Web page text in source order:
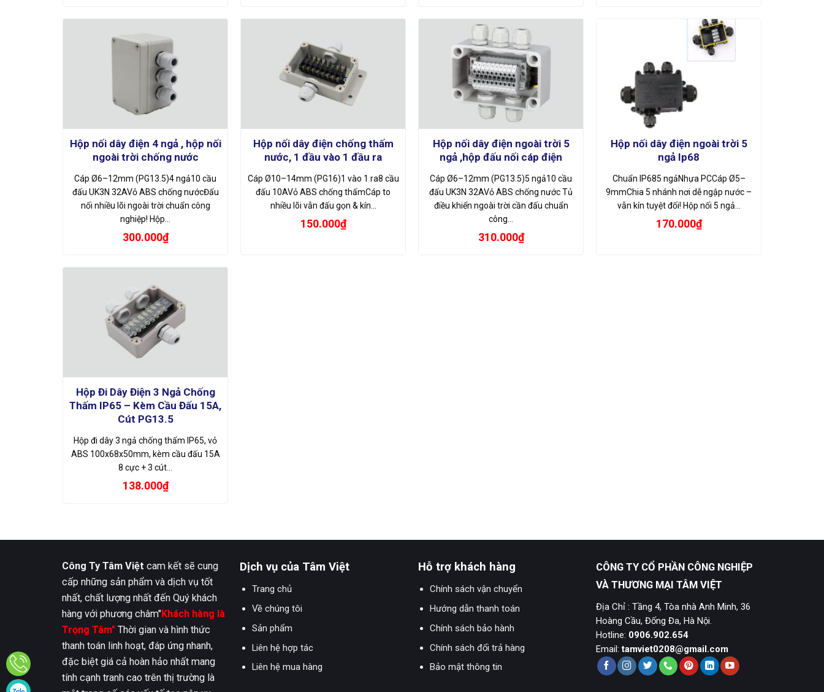
Hộp nối dây điện 4 ngả , hộp nối
ngoài trời chống nước
Cáp Ø6–12mm (PG13.5)4 ngả10 cầu
đấu UK3N 32AVỏ ABS chống nướcĐấu
nối nhiều lõi ngoài trời chuẩn công
nghiệp! Hộp…
300.000₫
Hộp nối dây điện chống thấm
nước, 1 đầu vào 1 đầu ra
Cáp Ø10–14mm (PG16)1 vào 1 ra8 cầu
đấu 10AVỏ ABS chống thấmCáp to
nhiều lõi vẫn đấu gọn & kín…
150.000₫
Hộp nối dây điện ngoài trời 5
ngả ,hộp đấu nối cáp điện
Cáp Ø6–12mm (PG13.5)5 ngả10 cầu
đấu UK3N 32AVỏ ABS chống nước Tủ
điều khiển ngoài trời cần đấu chuẩn
công…
310.000₫
Hộp nối dây điện ngoài trời 5
ngả Ip68
Chuẩn IP685 ngảNhựa PCCáp Ø5–
9mmChia 5 nhánh nơi dễ ngập nước –
vẫn kín tuyệt đối! Hộp nối 5 ngả…
170.000₫
Hộp Đi Dây Điện 3 Ngả Chống
Thấm IP65 – Kèm Cầu Đấu 15A,
Cút PG13.5
Hộp đi dây 3 ngả chống thấm IP65, vỏ
ABS 100x68x50mm, kèm cầu đấu 15A
8 cực + 3 cút…
138.000₫
Công Ty Tâm Việt cam kết sẽ cung
cấp những sản phẩm và dịch vụ tốt
nhất, chất lượng nhất đến Quý khách
hàng với phương châm"Khách hàng là
Trọng Tâm" Thời gian và hình thức
thanh toán linh hoạt, đáp ứng nhanh,
đặc biệt giá cả hoàn hảo nhất mang
tính cạnh tranh cao trên thị trường là
Dịch vụ của Tâm Việt
Trang chủ
Về chúng tôi
Sản phẩm
Liên hệ hợp tác
Liên hệ mua hàng
Hỗ trợ khách hàng
Chính sách vận chuyển
Hướng dẫn thanh toán
Chính sách bảo hành
Chính sách đổi trả hàng
Bảo mật thông tin
CÔNG TY CỔ PHẦN CÔNG NGHIỆP
VÀ THƯƠNG MẠI TÂM VIỆT
Địa Chỉ : Tầng 4, Tòa nhà Anh Minh, 36
Hoàng Cầu, Đống Đa, Hà Nội.
Hotline: 0906.902.654
Email:tamviet0208@gmail.com